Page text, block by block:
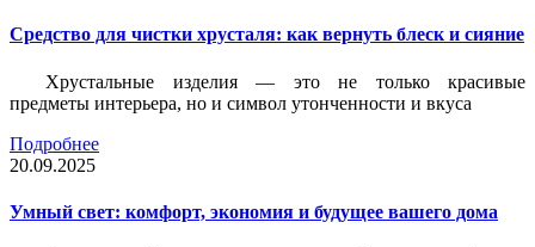
Средство для чистки хрусталя: как вернуть блеск и сияние
Хрустальные изделия — это не только красивые
предметы интерьера, но и символ утонченности и вкуса
Подробнее
20.09.2025
Умный свет: комфорт, экономия и будущее вашего дома